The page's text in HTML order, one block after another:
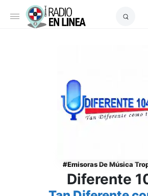
Emisoras De Música
Diferente